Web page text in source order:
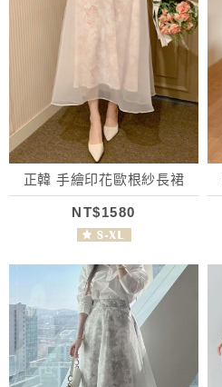
正韓 手繪印花歐根紗長裙
NT$1580